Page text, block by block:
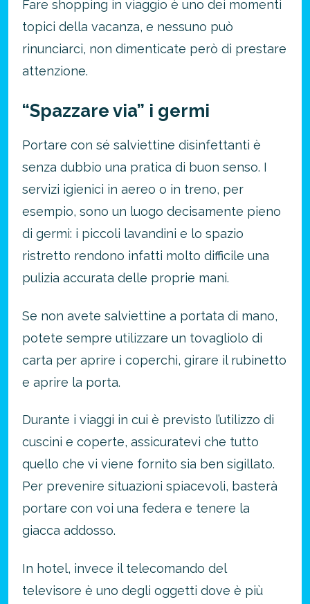
Fare shopping in viaggio è uno dei momenti
topici della vacanza, e nessuno può
rinunciarci, non dimenticate però di prestare
attenzione.
“Spazzare via” i germi
Portare con sé salviettine disinfettanti è
senza dubbio una pratica di buon senso. I
servizi igienici in aereo o in treno, per
esempio, sono un luogo decisamente pieno
di germi: i piccoli lavandini e lo spazio
ristretto rendono infatti molto difficile una
pulizia accurata delle proprie mani.
Se non avete salviettine a portata di mano,
potete sempre utilizzare un tovagliolo di
carta per aprire i coperchi, girare il rubinetto
e aprire la porta.
Durante i viaggi in cui è previsto l’utilizzo di
cuscini e coperte, assicuratevi che tutto
quello che vi viene fornito sia ben sigillato.
Per prevenire situazioni spiacevoli, basterà
portare con voi una federa e tenere la
giacca addosso.
In hotel, invece il telecomando del
televisore è uno degli oggetti dove è più